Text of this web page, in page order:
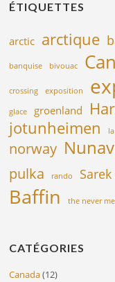
ÉTIQUETTES
arctic arctique
banquise bivouac
crossing exposition
glace groenland
jotunheimen
norway
pulka rando Sarek
Baffin
the never
CATÉGORIES
Canada(12)